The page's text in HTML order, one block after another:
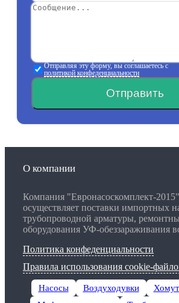
Отправляя эту форму, вы соглашаетесь с
политикой конфеденциальности
Отправить
О компании
Компания "Евронасоскомплект-
осуществляет поставки импортных
трубопроводной арматуры,
оборудования УФ-обеззараживания
Политика конфеденциальности
Правила использования cookie-
Насосы Воздуходувки